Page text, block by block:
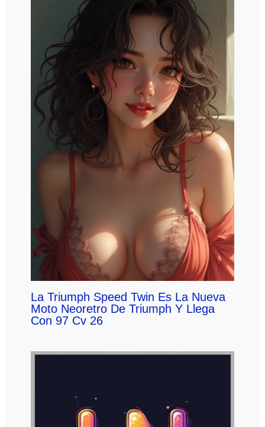
La Triumph Speed Twin Es La Nueva
Moto Neoretro De Triumph Y Llega
Con 97 Cv 26